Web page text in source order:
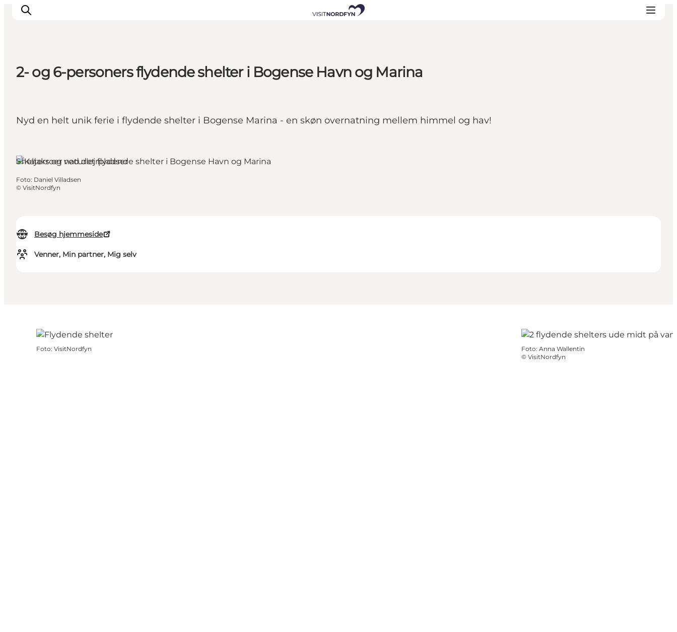
Spis og drik
Overnatning
For børn
2- og 6-personers flydende shelter i Bogense Havn og Marina
Nyd en helt unik ferie i flydende shelter i Bogense Marina - en skøn overnatning mellem himmel og hav!
Besøg hjemmeside
Venner, Min partner, Mig selv
Shelters og naturlejrpladser
Foto: Daniel Villadsen
© VisitNordfyn
Foto: VisitNordfyn Foto: Anna Wallentin
© VisitNordfyn